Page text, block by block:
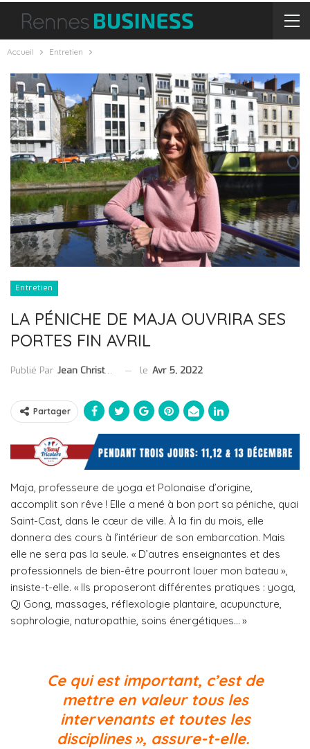
Accueil Entretien
Entretien
LA PÉNICHE DE MAJA OUVRIRA SES
PORTES FIN AVRIL
Publié Par Jean Christophe Collet le Avr 5, 2022
Partager
Maja, professeure de yoga et Polonaise d’origine,
accomplit son rêve ! Elle a mené à bon port sa péniche, quai
Saint-Cast, dans le cœur de ville. À la fin du mois, elle
donnera des cours à l’intérieur de son embarcation. Mais
elle ne sera pas la seule. « D’autres enseignantes et des
professionnels de bien-être pourront louer mon bateau »,
insiste-t-elle. « Ils proposeront différentes pratiques : yoga,
Qi Gong, massages, réflexologie plantaire, acupuncture,
sophrologie, naturopathie, soins énergétiques… »
Ce qui est important, c’est de
mettre en valeur tous les
intervenants et toutes les
disciplines », assure-t-elle.